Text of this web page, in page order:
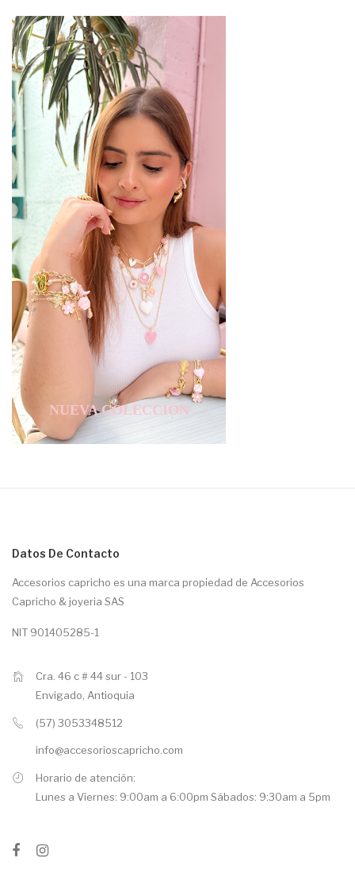
NUEVA COLECCIÓN
Datos De Contacto
Accesorios capricho es una marca propiedad de Accesorios
Capricho & joyeria SAS
NIT 901405285-1
Cra. 46 c # 44 sur - 103
Envigado, Antioquia
(57) 3053348512
info@accesorioscapricho.com
Horario de atención:
Lunes a Viernes: 9:00am a 6:00pm Sábados: 9:30am a 5pm